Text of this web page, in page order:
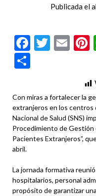
Publicada el
Facebook
Con miras a fortalecer la
extranjeros en los centros
Nacional de Salud (SNS)
Procedimiento de Gestión
Pacientes Extranjeros”,
abril.
La jornada formativa
hospitalarios, personal
propósito de garantizar